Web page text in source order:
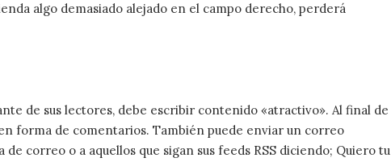
algo demasiado alejado en el campo derecho, perderá
de sus lectores, debe escribir contenido «atractivo». Al final de
forma de comentarios. También puede enviar un correo
correo o a aquellos que sigan sus feeds RSS diciendo; Quiero tu